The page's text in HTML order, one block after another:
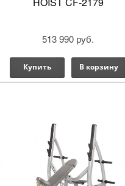
513 990 руб.
Купить В корзину